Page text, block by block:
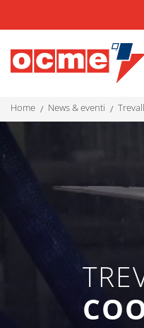
home news & eventi